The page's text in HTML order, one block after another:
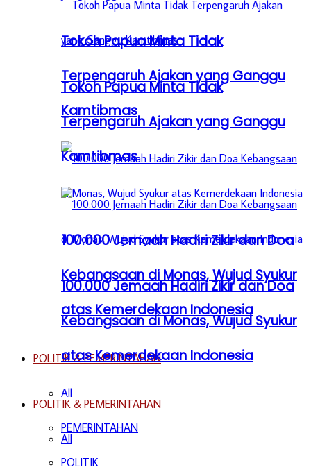
Tokoh Papua Minta Tidak
Terpengaruh Ajakan yang Ganggu
Kamtibmas
100.000 Jemaah Hadiri Zikir dan Doa
Kebangsaan di Monas, Wujud Syukur
atas Kemerdekaan Indonesia
POLITIK & PEMERINTAHAN
All
PEMERINTAHAN
POLITIK
Tokoh Papua Minta Tidak
Terpengaruh Ajakan yang Ganggu
Kamtibmas
100.000 Jemaah Hadiri Zikir dan Doa
Kebangsaan di Monas, Wujud Syukur
atas Kemerdekaan Indonesia
POLITIK & PEMERINTAHAN
All